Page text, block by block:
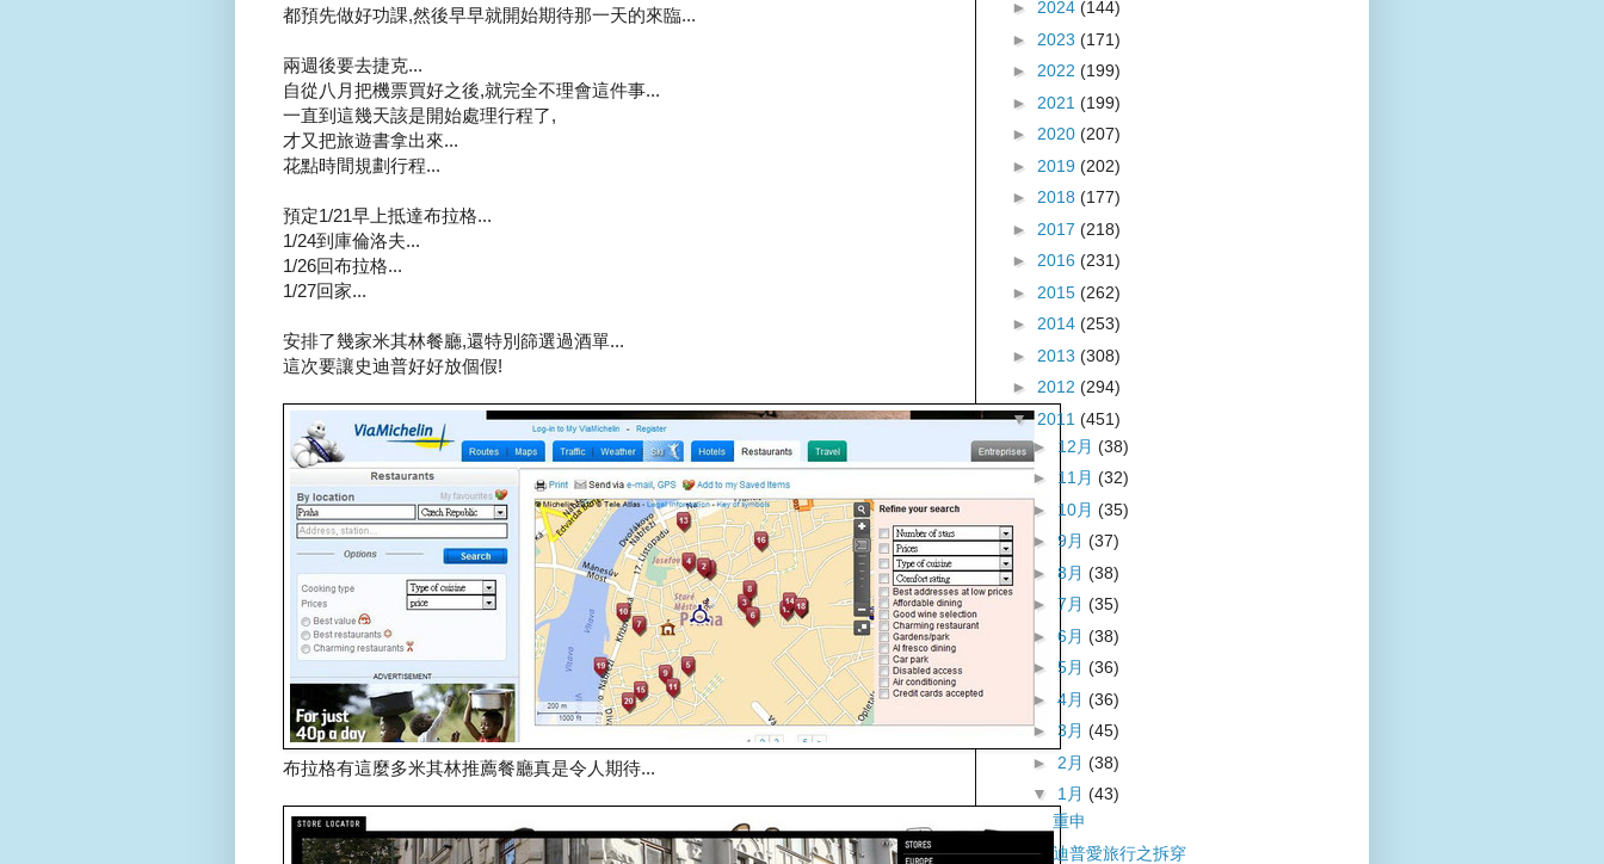
都預先做好功課,然後早早就開始期待那一天的來臨...
兩週後要去捷克...
自從八月把機票買好之後,就完全不理會這件事...
一直到這幾天該是開始處理行程了,
才又把旅遊書拿出來...
花點時間規劃行程...
預定1/21早上抵達布拉格...
1/24到庫倫洛夫...
1/26回布拉格...
1/27回家...
安排了幾家米其林餐廳,還特別篩選過酒單...
這次要讓史迪普好好放個假!
布拉格有這麼多米其林推薦餐廳真是令人期待...
► 2024 (144)
► 2023 (171)
► 2022 (199)
► 2021 (199)
► 2020 (207)
► 2019 (202)
► 2018 (177)
► 2017 (218)
► 2016 (231)
► 2015 (262)
► 2014 (253)
► 2013 (308)
► 2012 (294)
▼2011 (451)
► 12月 (38)
► 11月 (32)
► 10月 (35)
► 9月 (37)
► 8月 (38)
► 7月 (35)
► 6月 (38)
► 5月 (36)
► 4月 (36)
► 3月 (45)
► 2月 (38)
▼ 1月 (43)
重申
迪普愛旅行之拆穿